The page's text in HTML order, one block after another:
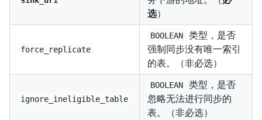
选）
force_replicate
BOOLEAN
类型，是否
强制同步没有唯一索引
的表。（非必选）
ignore_ineligible_table
BOOLEAN
类型，是否
忽略无法进行同步的
表。（非必选）